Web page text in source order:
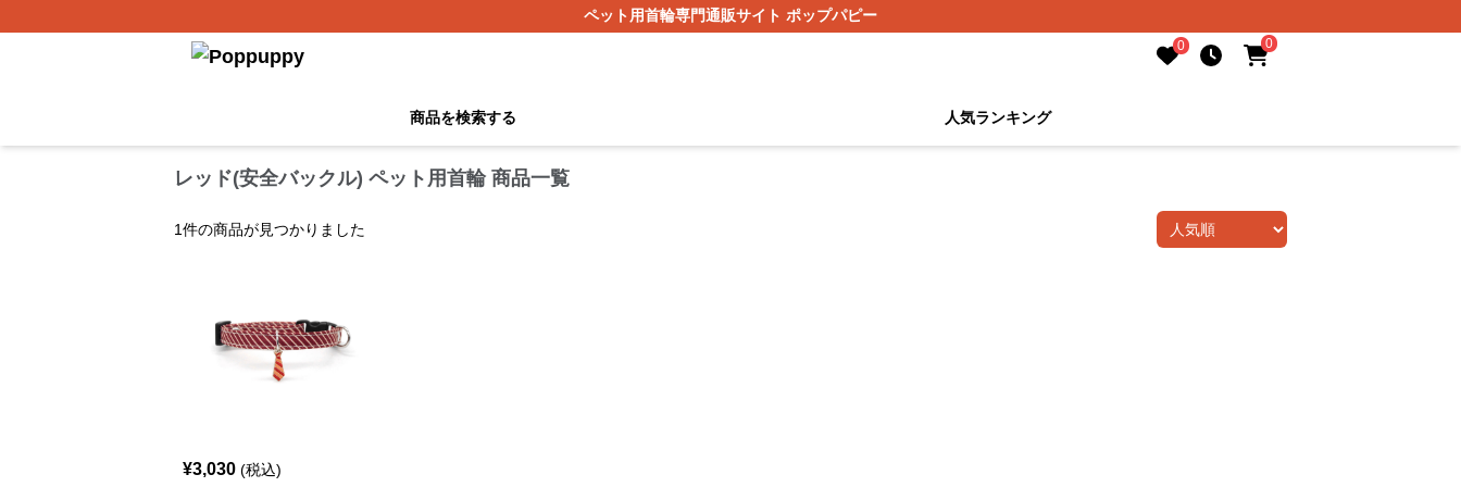
ペット用首輪専門通販サイト ポップパピー
0 0
商品を検索する 人気ランキング
レッド(安全バックル) ペット用首輪 商品一覧
1件の商品が見つかりました
¥3,030 (税込)